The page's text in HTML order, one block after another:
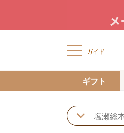
ガイド
ギフト